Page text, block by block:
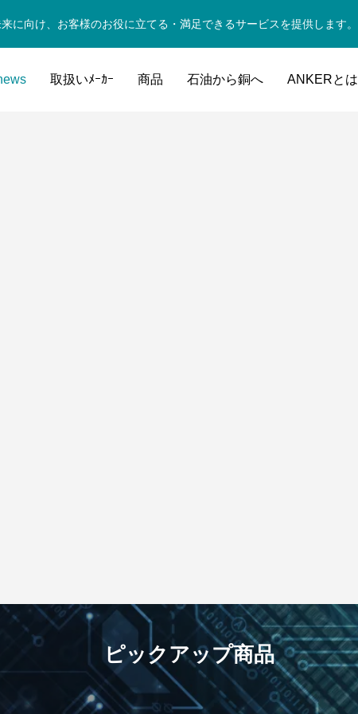
に向け、お客様のお役に立てる・満足できるサービスを提供します。
取扱いﾒｰｶｰ 商品 石油から銅へ ANKERとは
ピックアップ商品